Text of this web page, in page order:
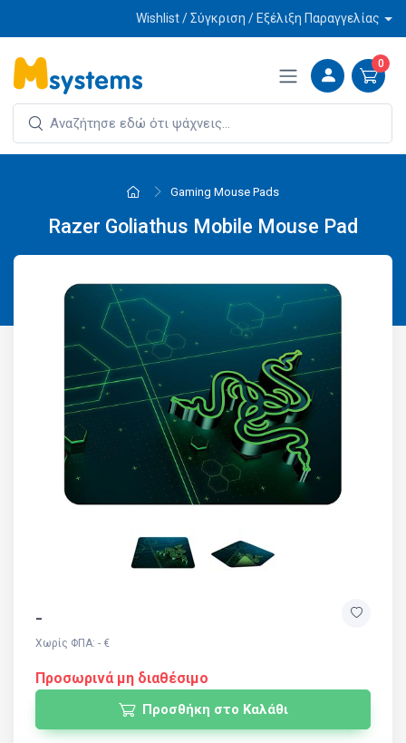
Wishlist / Σύγκριση / Εξέλιξη Παραγγελίας
0
Gaming Mouse Pads
Razer Goliathus Mobile Mouse Pad
-
Χωρίς ΦΠΑ: - €
Προσωρινά μη διαθέσιμο
Προσθήκη στο Καλάθι